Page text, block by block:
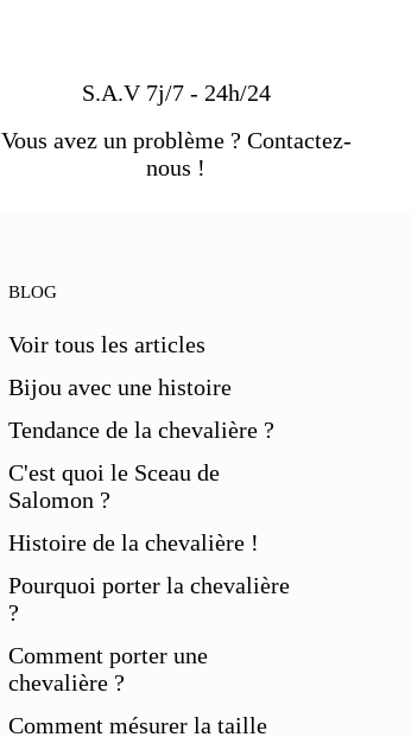
S.A.V 7j/7 - 24h/24
Vous avez un problème ? Contactez-
nous !
BLOG
Voir tous les articles
Bijou avec une histoire
Tendance de la chevalière ?
C'est quoi le Sceau de
Salomon ?
Histoire de la chevalière !
Pourquoi porter la chevalière
?
Comment porter une
chevalière ?
Comment mésurer la taille